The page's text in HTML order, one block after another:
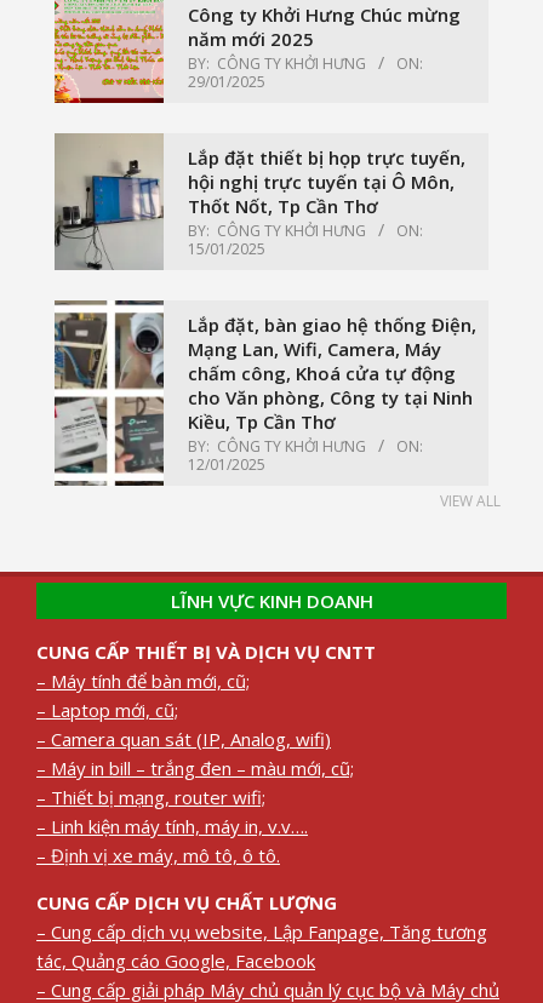
Công ty Khởi Hưng Chúc mừng
năm mới 2025
BY: CÔNG TY KHỞI HƯNG
ON:
29/01/2025
Lắp đặt thiết bị họp trực tuyến,
hội nghị trực tuyến tại Ô Môn,
Thốt Nốt, Tp Cần Thơ
BY: CÔNG TY KHỞI HƯNG
ON:
15/01/2025
Lắp đặt, bàn giao hệ thống Điện,
Mạng Lan, Wifi, Camera, Máy
chấm công, Khoá cửa tự động
cho Văn phòng, Công ty tại Ninh
Kiều, Tp Cần Thơ
BY: CÔNG TY KHỞI HƯNG
ON:
12/01/2025
VIEW ALL
LĨNH VỰC KINH DOANH
CUNG CẤP THIẾT BỊ VÀ DỊCH VỤ CNTT
– Máy tính để bàn mới, cũ;
– Laptop mới, cũ;
– Camera quan sát (IP, Analog, wifi)
– Máy in bill – trắng đen – màu mới, cũ;
– Thiết bị mạng, router wifi;
– Linh kiện máy tính, máy in, v.v….
– Định vị xe máy, mô tô, ô tô.
CUNG CẤP DỊCH VỤ CHẤT LƯỢNG
– Cung cấp dịch vụ website, Lập Fanpage, Tăng tương
tác, Quảng cáo Google, Facebook
– Cung cấp giải pháp Máy chủ quản lý cục bộ và Máy chủ